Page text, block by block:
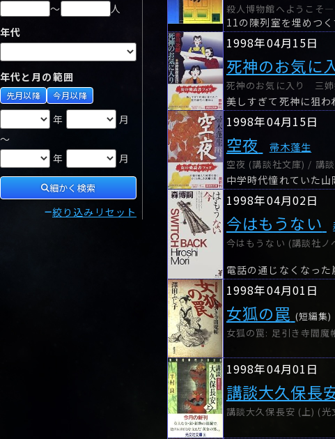
～
人
年代
年代と月の範囲
先月以降 今月以降
年
月
～
年
月
細かく検索
絞り込みリセット
殺人博物館へようこそ
1998年04月15日
死神のお気に
死神のお気に入り 三
1998年04月15日
空夜 帚木蓬生
空夜 (講談社文庫) / 講
中学時代憧れていた
1998年04月02日
今はもうない
今はもうない (講談社
1998年04月01日
女狐の罠 (短編集)
女狐の罠: 足引き寺閻魔
1998年04月01日
講談大久保長
講談大久保長安 (上) (